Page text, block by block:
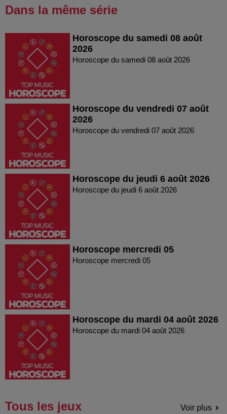
Dans la même série
Horoscope du samedi 08 août
2026
Horoscope du samedi 08 août 2026
Horoscope du vendredi 07 août
2026
Horoscope du vendredi 07 août 2026
Horoscope du jeudi 6 août 2026
Horoscope du jeudi 6 août 2026
Horoscope mercredi 05
Horoscope mercredi 05
Horoscope du mardi 04 août 2026
Horoscope du mardi 04 août 2026
Tous les jeux Voir plus